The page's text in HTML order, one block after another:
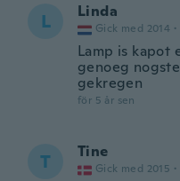
L Linda
Gick med 2014 ·
Lamp is kapot
genoeg
gekregen
för 5 år sen
T Tine
Gick med 2015 ·